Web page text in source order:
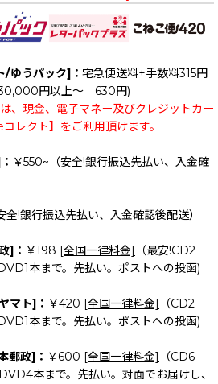
/ゆうパック]： 宅急便送料+手数料315円
円以上～ 630円)
、現金、電子マネー及びクレジットカー
レクト】をご利用頂けます。
￥550~（安全!銀行振込先払い、入金確
全!銀行振込先払い、入金確認後配送）
]： ￥198 [全国一律料金]
（最安!CD2
本まで。先払い。ポストへの投函)
マト]： ￥420 [全国一律料金]
（CD2
本まで。先払い。ポストへの投函)
郵政]： ￥600 [全国一律料金]
（CD6
本まで。先払い。対面でお届けし、